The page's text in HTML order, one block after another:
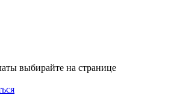
выбирайте на странице